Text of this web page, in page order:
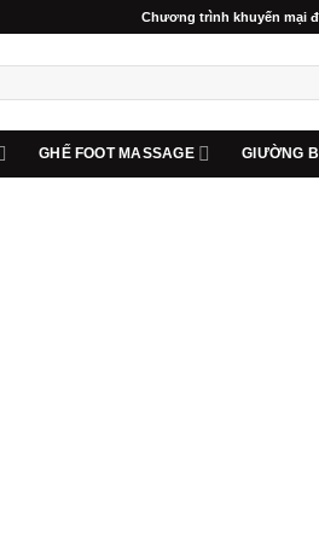
Chương trình khuyến mại
GHẾ FOOT MASSAGE GIƯỜNG